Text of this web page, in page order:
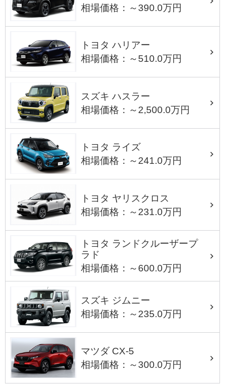
相場価格：～390.0万円
トヨタ ハリアー
相場価格：～510.0万円
スズキ ハスラー
相場価格：～2,500.0万円
トヨタ ライズ
相場価格：～241.0万円
トヨタ ヤリスクロス
相場価格：～231.0万円
トヨタ ランドクルーザープ
ラド
相場価格：～600.0万円
スズキ ジムニー
相場価格：～235.0万円
マツダ CX-5
相場価格：～300.0万円